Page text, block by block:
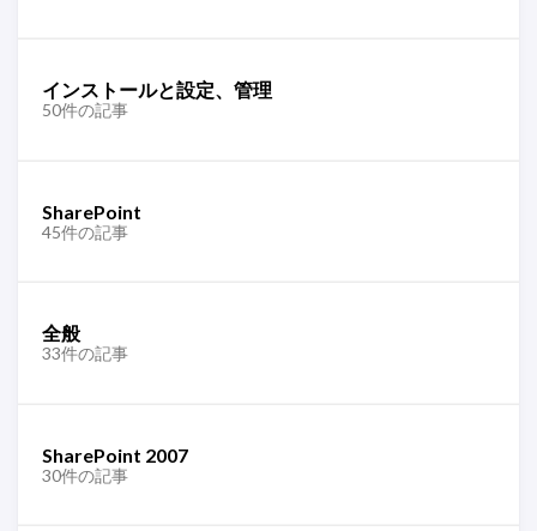
インストールと設定、管理
50件の記事
SharePoint
45件の記事
全般
33件の記事
SharePoint 2007
30件の記事